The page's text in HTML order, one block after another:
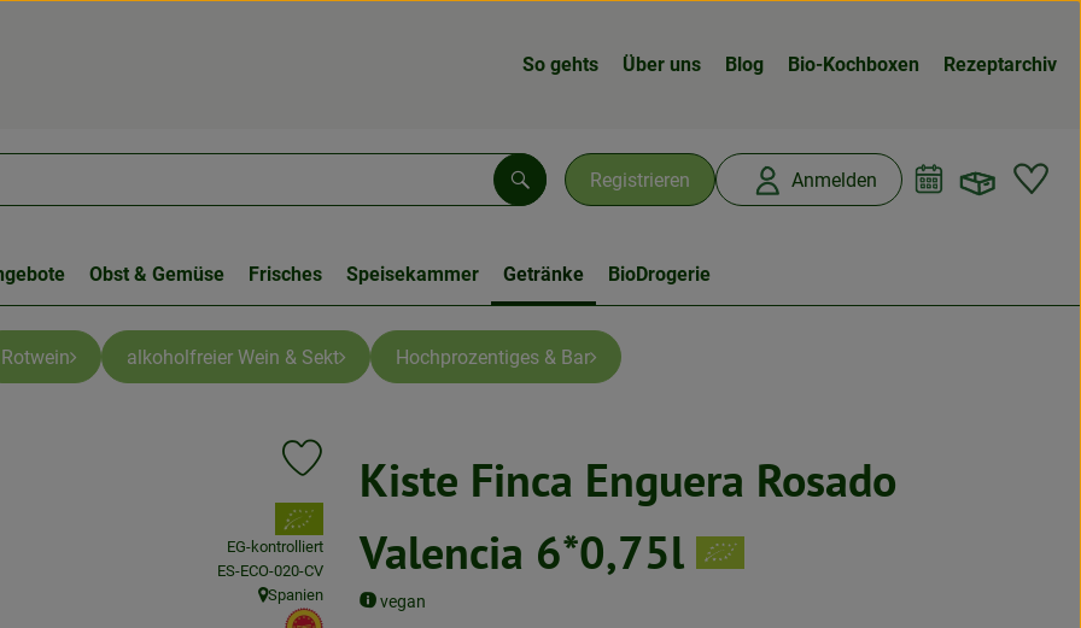
So gehts Über uns Blog Bio-Kochboxen Rezeptarchiv
Registrieren Anmelden
Suchen
Obst & Gemüse Frisches Speisekammer Getränke BioDrogerie
Rotwein alkoholfreier Wein & Sekt Hochprozentiges & Bar
Kiste Finca Enguera Rosado
Valencia 6*0,75l
vegan
Produkt zu Favouriten hinzufügen
, Verband:
EG-kontrolliert
, Kontrollstelle:
ES-ECO-020-CV
, Herkunft:
Spanien
, EU Herkunft: